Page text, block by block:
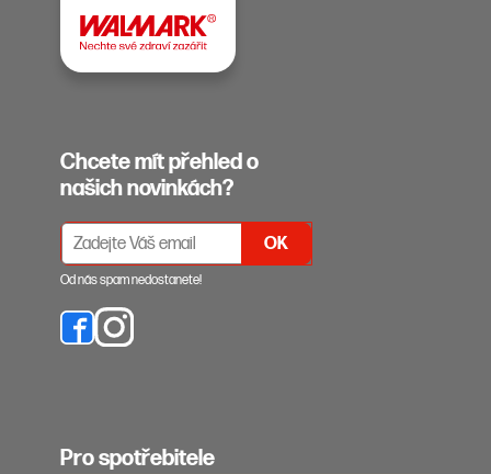
Pro spotřebitele
Chcete mít přehled o
našich novinkách?
PŘIHLÁŠENÍ K ODBĚRU NEWSLETTERŮ
Od nás spam nedostanete!